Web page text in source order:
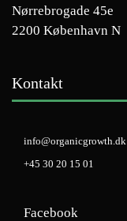
Nørrebrogade 45e
2200 København N
Kontakt
info@organicgrowth.dk
+45 30 20 15 01
Facebook